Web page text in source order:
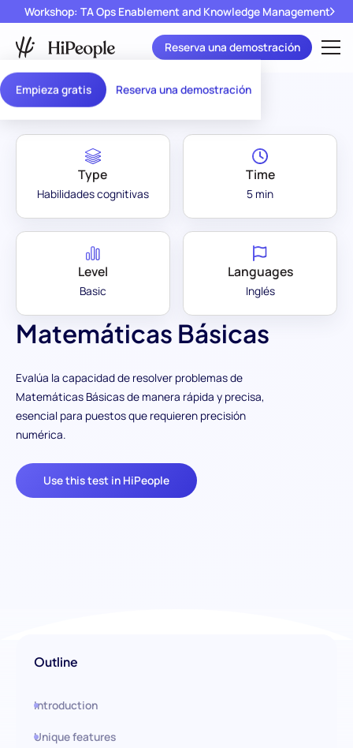
Empieza gratis Reserva una demostración
Workshop: TA Ops Enablement and Knowledge Management
Reserva una demostración
Assessment Library
Matemáticas Básicas
Evalúa la capacidad de resolver problemas de
Matemáticas Básicas de manera rápida y precisa,
esencial para puestos que requieren precisión
numérica.
Use this test in HiPeople
Type
Habilidades cognitivas
Time
5 min
Level
Basic
Languages
Inglés
Outline
Introduction
Unique features